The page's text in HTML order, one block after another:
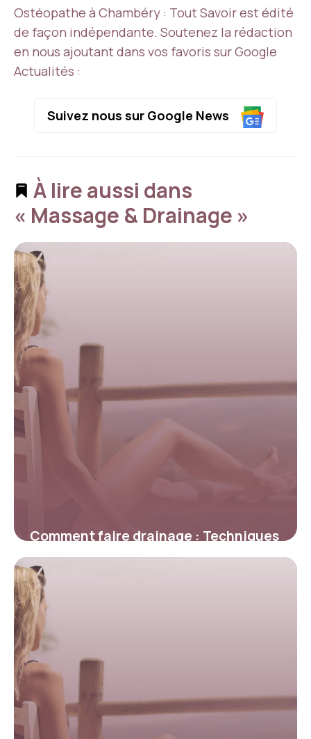
Ostéopathe à Chambéry : Tout Savoir est édité
de façon indépendante. Soutenez la rédaction
en nous ajoutant dans vos favoris sur Google
Actualités :
Suivez nous sur Google News
À lire aussi dans
« Massage & Drainage »
Comment faire drainage : Techniques
pros 2026
20 mai 2026